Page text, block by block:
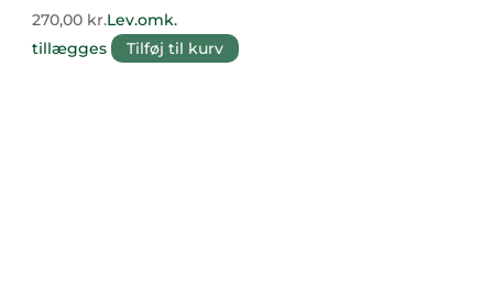
270,00 kr.Lev.omk.
tillægges
Tilføj til kurv